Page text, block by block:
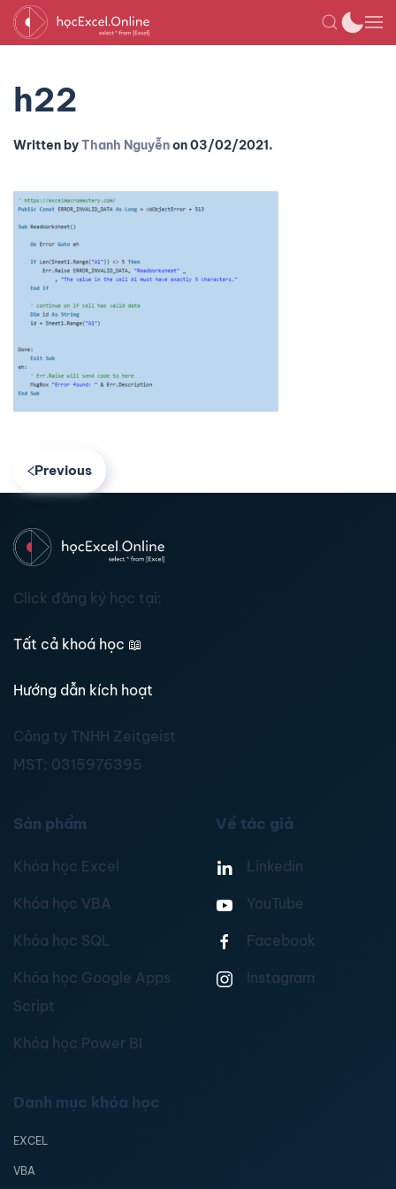
h22
Written byThanh Nguyễnon03/02/2021.
Previous
Click đăng ký học tại:
Tất cả khoá học 📖
Hướng dẫn kích hoạt
Công ty TNHH Zeitgeist
MST: 0315976395
Sản phẩm
Khóa học Excel
Khóa học VBA
Khóa học SQL
Khóa học Google Apps
Script
Khóa học Power BI
Về tác giả
Linkedin
YouTube
Facebook
Instagram
Danh mục khóa học
EXCEL
VBA